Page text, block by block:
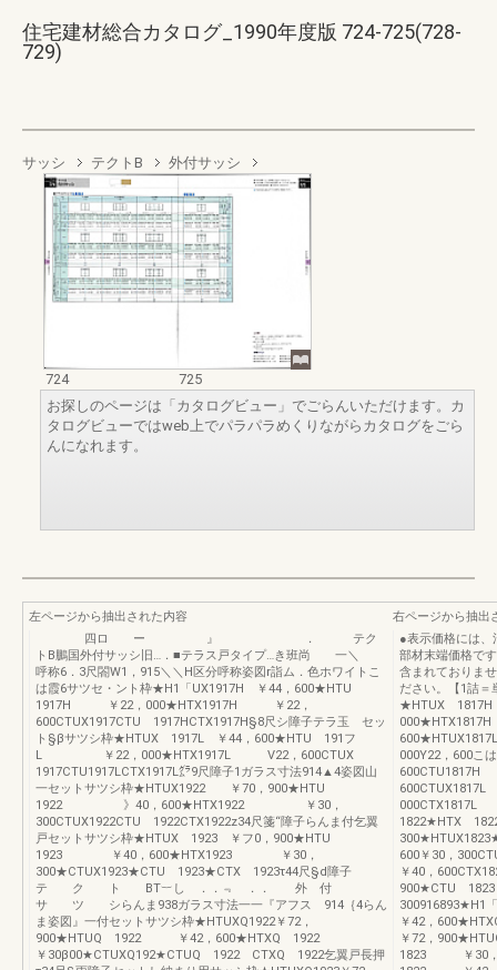
住宅建材総合カタログ_1990年度版 724-725(728-
729)
サッシ テクトB 外付サッシ
724
725
お探しのページは「カタログビュー」でごらんいただけます。カ
タログビューではweb上でパラパラめくりながらカタログをごら
んになれます。
左ページから抽出された内容
四ロ ー 』 ． テク
トB鵬国外付サッシ旧…．■テラス戸タイプ…き班尚 一＼
呼称6．3尺閤W1，915＼＼H区分呼称姿図r詣ム．色ホワイトこ
は霞6サツセ・ント枠★H1「UX1917H ￥44，600★HTU
1917H ￥22，000★HTX1917H ￥22，
600CTUX1917CTU 1917HCTX1917H§8尺シ障子テラ玉 セッ
ト§βサツシ枠★HTUX 1917L ￥44，600★HTU 191フ
L ￥22，000★HTX1917L V22，600CTUX
1917CTU1917LCTX1917L㌘9尺障子1ガラス寸法914▲4姿図山
一セットサツシ枠★HTUX1922 ￥70，900★HTU
1922 》40，600★HTX1922 ￥30，
300CTUX1922CTU 1922CTX1922z34尺箋“障子らんま付乞翼
戸セットサツシ枠★HTUX 1923 ￥フ0，900★HTU
1923 ￥40，600★HTX1923 ￥30，
300★CTUX1923★CTU 1923★CTX 1923τ44尺§d障子
テ ク ト BT︸し ．．﹃ ．． 外 付
サ ツ シらんま938ガラス寸法一一『アフス 914｛4らん
ま姿図』一付セットサツシ枠★HTUXQ1922￥72，
900★HTUQ 1922 ￥42，600★HTXQ 1922
￥30β00★CTUXQ192★CTUQ 1922 CTXQ 1922乞翼戸長押
右ページから抽出
●表示価格には
部材末端価格で
含まれておりま
ださい。【1詰
★HTUX
000Y22，600こ
1822★HTX 1822
600￥30，
￥40，
900★CTU
￥42，
￥72，
1823 ￥30，